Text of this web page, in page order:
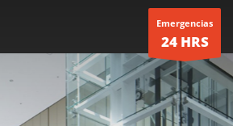
Emergencias
24 HRS